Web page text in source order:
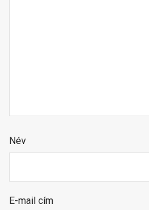
Név
E-mail cím